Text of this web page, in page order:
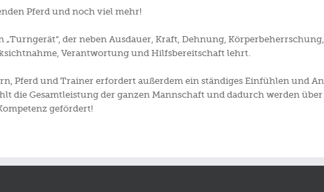
Pferd und noch viel mehr!
der neben Ausdauer, Kraft, Dehnung,
Verantwortung und Hilfsbereitschaft lehrt.
Pferd und Trainer erfordert außerdem ein ständiges Einfühlen und
die Gesamtleistung der ganzen Mannschaft und dadurch werden
gefördert!